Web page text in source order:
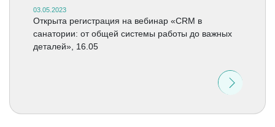
03.05.2023
Открыта регистрация на вебинар «CRM в
санатории: от общей системы работы до важных
деталей», 16.05